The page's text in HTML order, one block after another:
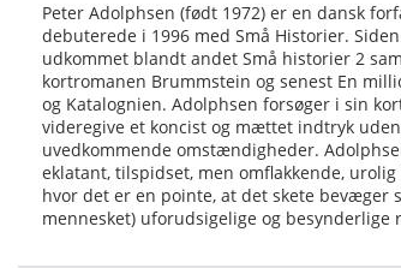
Peter Adolphsen (født 1972) er en dansk
debuterede i 1996 med Små Historier.
udkommet blandt andet Små historier 2
kortromanen Brummstein og senest En
og Katalognien. Adolphsen forsøger i sin
videregive et koncist og mættet indtryk
uvedkommende omstændigheder.
eklatant, tilspidset, men omflakkende,
hvor det er en pointe, at det skete bevæger
mennesket) uforudsigelige og besynderlige